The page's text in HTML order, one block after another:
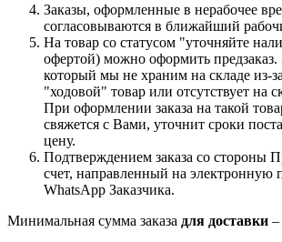
Заказы, оформленные в нерабочее
согласовываются в ближайший
На товар со статусом "уточняйте
офертой) можно оформить предзаказ.
который мы не храним на складе из-
"ходовой" товар или отсутствует на
При оформлении заказа на такой
свяжется с Вами, уточнит сроки
цену.
Подтверждением заказа со стороны
счет, направленный на электронную
WhatsApp Заказчика.
Минимальная сумма заказа для доставки –